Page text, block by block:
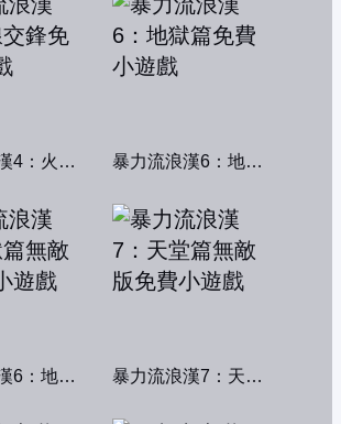
暴力流浪漢4：火線交鋒 暴力流浪漢6：地獄篇
暴力流浪漢6：地獄篇無敵版 暴力流浪漢7：天堂篇無敵版